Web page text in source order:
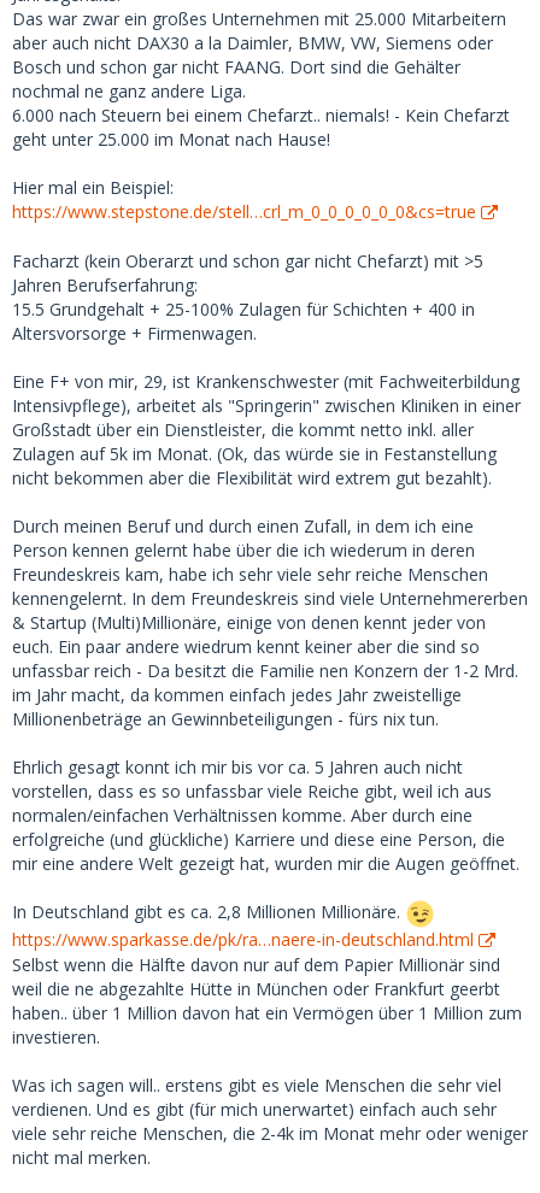
Besonders der letzte Punkt klingt für mich wirklich seltsam.
Ich weiß nicht einmal, welche Berufe in Deutschland zu
einem verfügbaren Einkommen von über 4.000 führen
würden (man muss auch für zusätzliche Kosten aufkommen,
über das Taschengeld hinaus). Das Gehalt eines erfahrenen
Chefarztes beträgt etwa 6.000 pro Monat nach Steuern.
Lebensunterhalt. Zwar nicht unmöglich, aber dann denke
ich an Profifußballer und sehr erfolgreiche Unternehmer.
Okay, fairerweise muss man sagen, dass ich mich als
schlanke 18-jährige Europäerin angemeldet habe (nach
meinen 'Eigenschaften'), was 'meinen' Marktwert erhöht.
Aber das zeigt, wie verzweifelt manche Männer sind.
Es macht keinen Sinn, auf der finanziellen Seite zu
konkurrieren. Du solltest überhaupt keine SB wollen, die
dich nur deshalb will, weil du ihr am meisten bietest -- das
ist im Grunde dasselbe wie (normale) Prostitution. Für eine
gute Erfahrung ist das Wichtigste, dass sie dich irgendwie
Um deine Frage zu beantworten: ich biete höchstens 400
EUR pro Treffen und das ist normalerweise ausreichend.
Das war zwar ein großes Unternehmen mit 25.000 Mitarbeitern
aber auch nicht DAX30 a la Daimler, BMW, VW, Siemens oder
Bosch und schon gar nicht FAANG. Dort sind die Gehälter
nochmal ne ganz andere Liga.
6.000 nach Steuern bei einem Chefarzt.. niemals! - Kein Chefarzt
geht unter 25.000 im Monat nach Hause!
Hier mal ein Beispiel:
https://www.stepstone.de/stell…crl_m_0_0_0_0_0_0&cs=true
Facharzt (kein Oberarzt und schon gar nicht Chefarzt) mit >5
Jahren Berufserfahrung:
15.5 Grundgehalt + 25-100% Zulagen für Schichten + 400 in
Altersvorsorge + Firmenwagen.
Eine F+ von mir, 29, ist Krankenschwester (mit Fachweiterbildung
Intensivpflege), arbeitet als "Springerin" zwischen Kliniken in einer
Großstadt über ein Dienstleister, die kommt netto inkl. aller
Zulagen auf 5k im Monat. (Ok, das würde sie in Festanstellung
nicht bekommen aber die Flexibilität wird extrem gut bezahlt).
Durch meinen Beruf und durch einen Zufall, in dem ich eine
Person kennen gelernt habe über die ich wiederum in deren
Freundeskreis kam, habe ich sehr viele sehr reiche Menschen
kennengelernt. In dem Freundeskreis sind viele Unternehmererben
& Startup (Multi)Millionäre, einige von denen kennt jeder von
euch. Ein paar andere wiedrum kennt keiner aber die sind so
unfassbar reich - Da besitzt die Familie nen Konzern der 1-2 Mrd.
im Jahr macht, da kommen einfach jedes Jahr zweistellige
Millionenbeträge an Gewinnbeteiligungen - fürs nix tun.
Ehrlich gesagt konnt ich mir bis vor ca. 5 Jahren auch nicht
vorstellen, dass es so unfassbar viele Reiche gibt, weil ich aus
normalen/einfachen Verhältnissen komme. Aber durch eine
erfolgreiche (und glückliche) Karriere und diese eine Person, die
mir eine andere Welt gezeigt hat, wurden mir die Augen geöffnet.
In Deutschland gibt es ca. 2,8 Millionen Millionäre.
https://www.sparkasse.de/pk/ra…naere-in-deutschland.html
Selbst wenn die Hälfte davon nur auf dem Papier Millionär sind
weil die ne abgezahlte Hütte in München oder Frankfurt geerbt
haben.. über 1 Million davon hat ein Vermögen über 1 Million zum
investieren.
Was ich sagen will.. erstens gibt es viele Menschen die sehr viel
verdienen. Und es gibt (für mich unerwartet) einfach auch sehr
viele sehr reiche Menschen, die 2-4k im Monat mehr oder weniger
nicht mal merken.